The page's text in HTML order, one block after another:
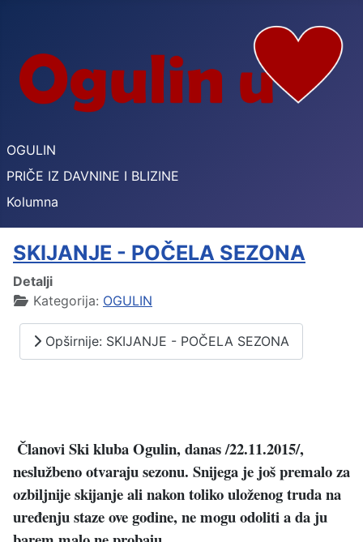
OGULIN
PRIČE IZ DAVNINE I BLIZINE
Kolumna
SKIJANJE - POČELA SEZONA
Detalji
Kategorija: OGULIN
Opširnije: SKIJANJE - POČELA SEZONA
Članovi Ski kluba Ogulin, danas /22.11.2015/,
neslužbeno otvaraju sezonu. Snijega je još premalo za
ozbiljnije skijanje ali nakon toliko uloženog truda na
uređenju staze ove godine, ne mogu odoliti a da ju